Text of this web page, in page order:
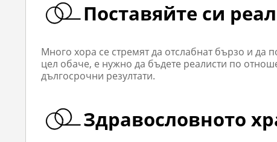
Поставяйте си
Много хора се стремят да отслабнат бързо и да
цел обаче, е нужно да бъдете реалисти по
дългосрочни резултати.
Здравословното